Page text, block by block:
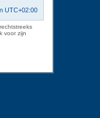
UTC+02:00
voor zijn